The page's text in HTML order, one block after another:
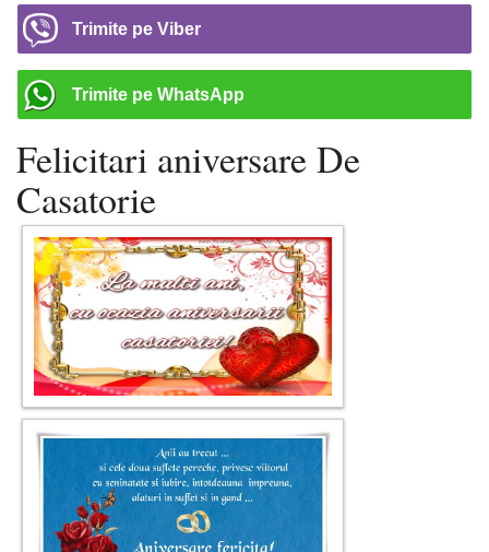
Trimite pe Viber
Trimite pe WhatsApp
Felicitari aniversare De
Casatorie